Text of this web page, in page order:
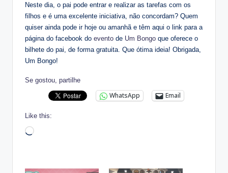
Neste dia, o pai pode entrar e realizar as tarefas com os
filhos e é uma excelente iniciativa, não concordam? Quem
quiser ainda pode ir hoje ou amanhã e têm aqui o link para a
página do facebook do evento de Um Bongo que oferece o
bilhete do pai, de forma gratuita. Que ótima ideia! Obrigada,
Um Bongo!
Se gostou, partilhe
WhatsApp Email
Like this:
Loading…